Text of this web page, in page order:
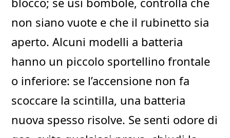
non siano vuote e che il rubinetto sia
aperto. Alcuni modelli a batteria
hanno un piccolo sportellino frontale
o inferiore: se l’accensione non fa
scoccare la scintilla, una batteria
nuova spesso risolve. Se senti odore di